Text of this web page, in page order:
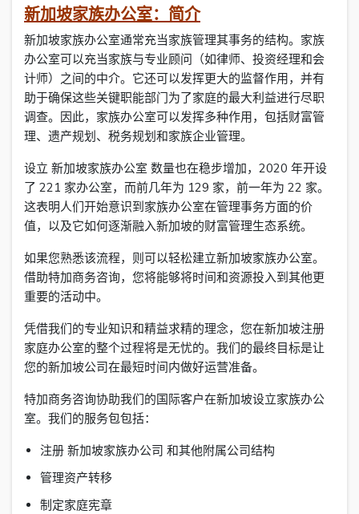
新加坡家族办公室：简介
新加坡家族办公室通常充当家族管理其事务的结构。家族
办公室可以充当家族与专业顾问（如律师、投资经理和会
计师）之间的中介。它还可以发挥更大的监督作用，并有
助于确保这些关键职能部门为了家庭的最大利益进行尽职
调查。因此，家族办公室可以发挥多种作用，包括财富管
理、遗产规划、税务规划和家族企业管理。
设立 新加坡家族办公室 数量也在稳步增加，2020 年开设
了 221 家办公室，而前几年为 129 家，前一年为 22 家。
这表明人们开始意识到家族办公室在管理事务方面的价
值，以及它如何逐渐融入新加坡的财富管理生态系统。
如果您熟悉该流程，则可以轻松建立新加坡家族办公室。
借助特加商务咨询，您将能够将时间和资源投入到其他更
重要的活动中。
凭借我们的专业知识和精益求精的理念，您在新加坡注册
家庭办公室的整个过程将是无忧的。我们的最终目标是让
您的新加坡公司在最短时间内做好运营准备。
特加商务咨询协助我们的国际客户在新加坡设立家族办公
室。我们的服务包包括：
注册 新加坡家族办公司 和其他附属公司结构
管理资产转移
制定家庭宪章